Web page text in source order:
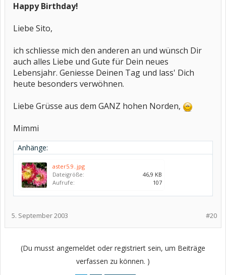
Happy Birthday!
Liebe Sito,
ich schliesse mich den anderen an und wünsch Dir
auch alles Liebe und Gute für Dein neues
Lebensjahr. Geniesse Deinen Tag und lass' Dich
heute besonders verwöhnen.
Liebe Grüsse aus dem GANZ hohen Norden,
Mimmi
Anhänge:
aster5.9..jpg
Dateigröße:
46,9 KB
Aufrufe:
107
#20
5. September 2003
(Du musst angemeldet oder registriert sein, um Beiträge
verfassen zu können. )